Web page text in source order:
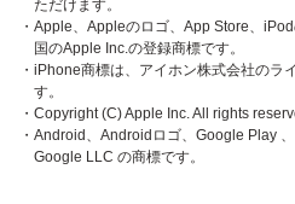
ただけます。
・Apple、Appleのロゴ、App Store、
国のApple Inc.の登録商標です。
・iPhone商標は、アイホン株式会社のラ
す。
・Copyright (C) Apple Inc. All rights
・Android、Androidロゴ、Google Play
Google LLC の商標です。